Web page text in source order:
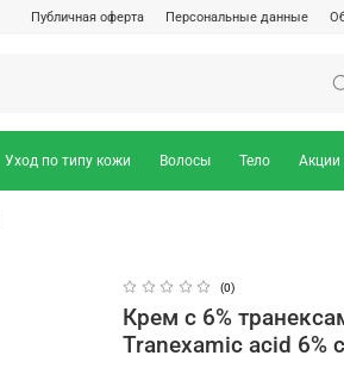
Публичная оферта Персональные данные
Уход по типу кожи Волосы Тело Акции
(0)
Крем с 6%
Tranexamic acid 6%